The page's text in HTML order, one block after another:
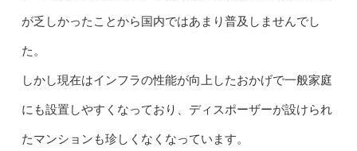
が乏しかったことから国内ではあまり普及しませんでし
た。
しかし現在はインフラの性能が向上したおかげで一般家庭
にも設置しやすくなっており、ディスポーザーが設けられ
たマンションも珍しくなくなっています。